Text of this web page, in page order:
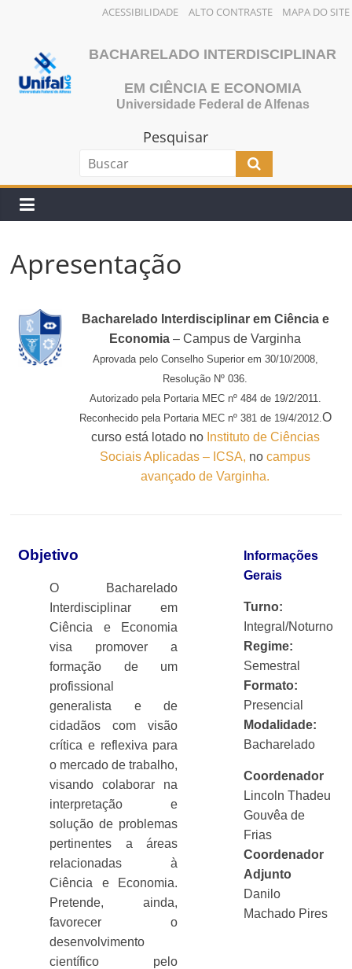
ACESSIBILIDADE ALTO CONTRASTE MAPA DO SITE
conteúdo
BACHARELADO INTERDISCIPLINAR
EM CIÊNCIA E ECONOMIA
Universidade Federal de Alfenas
Pesquisar
Apresentação
Bacharelado Interdisciplinar em Ciência e
Economia – Campus de Varginha
Aprovada pelo Conselho Superior em 30/10/2008,
Resolução Nº 036.
Autorizado pela Portaria MEC nº 484 de 19/2/2011.
Reconhecido pela Portaria MEC nº 381 de 19/4/2012.O
curso está lotado no Instituto de Ciências
Sociais Aplicadas – ICSA, nocampus
avançado de Varginha.
Objetivo
O Bacharelado
Interdisciplinar em
Ciência e Economia
visa promover a
formação de um
profissional
generalista e de
cidadãos com visão
crítica e reflexiva para
o mercado de trabalho,
visando colaborar na
interpretação e
solução de problemas
pertinentes a áreas
relacionadas à
Ciência e Economia.
Pretende, ainda,
favorecer o
desenvolvimento
científico pelo
Informações
Gerais
Turno:
Integral/Noturno
Regime:
Semestral
Formato:
Presencial
Modalidade:
Bacharelado
Coordenador
Lincoln Thadeu
Gouvêa de
Frias
Coordenador
Adjunto
Danilo
Machado Pires